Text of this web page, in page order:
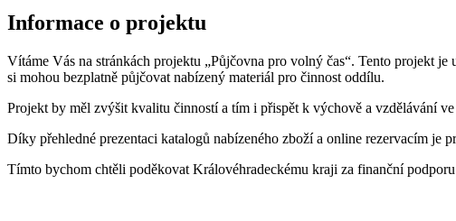
Informace o projektu
Vítáme Vás na stránkách projektu „Půjčovna pro volný čas“. Tento projekt
si mohou bezplatně půjčovat nabízený materiál pro činnost oddílu.
Projekt by měl zvýšit kvalitu činností a tím i přispět k výchově a vzdělávání
Díky přehledné prezentaci katalogů nabízeného zboží a online rezervacím je
Tímto bychom chtěli poděkovat Královéhradeckému kraji za finanční